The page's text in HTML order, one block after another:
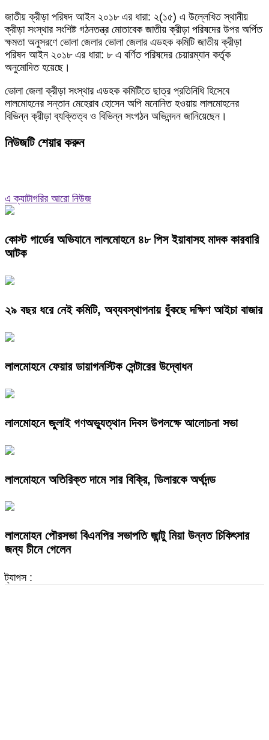
জাতীয় ক্রীড়া পরিষদ আইন ২০১৮ এর ধারা: ২(১৫) এ উল্লেখিত স্থানীয়
ক্রীড়া সংস্থার সংশিষ্ট গঠনতন্ত্র মোতাবেক জাতীয় ক্রীড়া পরিষদের উপর অর্পিত
ক্ষমতা অনুসরণে ভোলা জেলার ভোলা জেলার এডহক কমিটি জাতীয় ক্রীড়া
পরিষদ আইন ২০১৮ এর ধারা: ৮ এ বর্ণিত পরিষদের চেয়ারম্যান কর্তৃক
অনুমোদিত হয়েছে।
ভোলা জেলা ক্রীড়া সংস্থার এডহক কমিটিতে ছাত্র প্রতিনিধি হিসেবে
লালমোহনের সন্তান মেহেরাব হোসেন অপি মনোনিত হওয়ায় লালমোহনের
বিভিন্ন ক্রীড়া ব্যক্তিত্ব ও বিভিন্ন সংগঠন অভিনন্দন জানিয়েছেন।
নিউজটি শেয়ার করুন
এ ক্যাটাগরির আরো নিউজ
কোস্ট গার্ডের অভিযানে লালমোহনে ৪৮ পিস ইয়াবাসহ মাদক কারবারি
আটক
২৯ বছর ধরে নেই কমিটি, অব্যবস্থাপনায় ধুঁকছে দক্ষিণ আইচা বাজার
লালমোহনে ফেয়ার ডায়াগনস্টিক সেন্টারের উদ্বোধন
লালমোহনে জুলাই গণঅভ্যুত্থান দিবস উপলক্ষে আলোচনা সভা
লালমোহনে অতিরিক্ত দামে সার বিক্রি, ডিলারকে অর্থদন্ড
লালমোহন পৌরসভা বিএনপির সভাপতি জান্টু মিয়া উন্নত চিকিৎসার
জন্য চীনে গেলেন
ট্যাগস :